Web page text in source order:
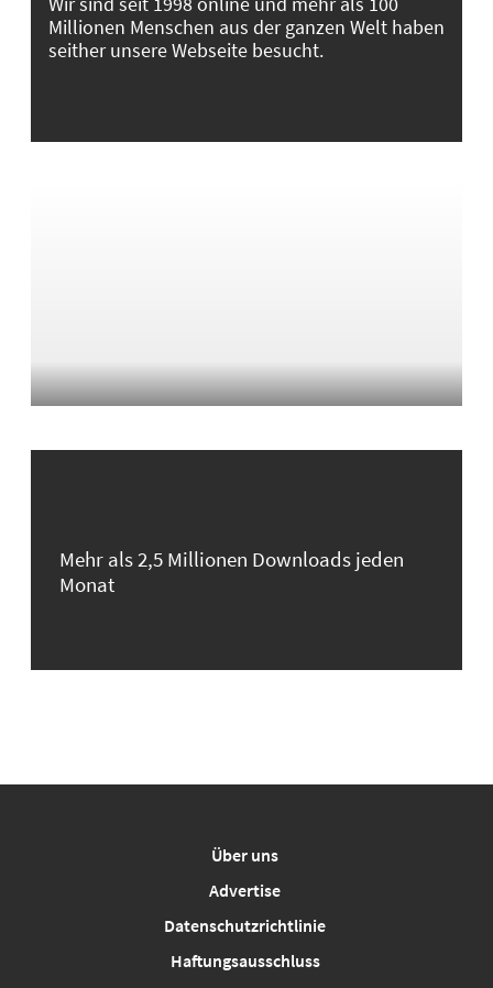
Millionen Menschen aus der ganzen Welt haben
seither unsere Webseite besucht.
Mehr als 2,5 Millionen Downloads jeden
Monat
Über uns
Advertise
Datenschutzrichtlinie
Haftungsausschluss